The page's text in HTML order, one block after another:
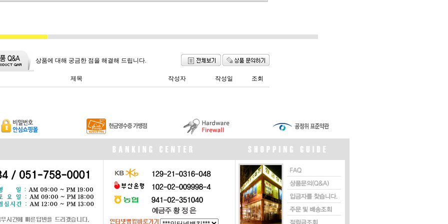
상품에 대해 궁금한 점을 해결해 드립니다.
제목 작성자 작성일 조회